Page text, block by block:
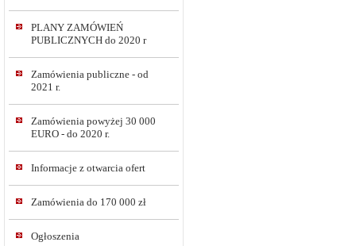
PLANY ZAMÓWIEŃ
PUBLICZNYCH do 2020 r
Zamówienia publiczne - od
2021 r.
Zamówienia powyżej 30 000
EURO - do 2020 r.
Informacje z otwarcia ofert
Zamówienia do 170 000 zł
Ogłoszenia